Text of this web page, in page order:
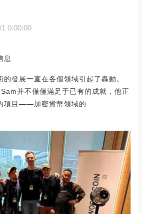
0:00:00
息
發展一直在各個領域引起了轟動。
并不僅僅滿足于已有的成就，他正
項目——加密貨幣領域的